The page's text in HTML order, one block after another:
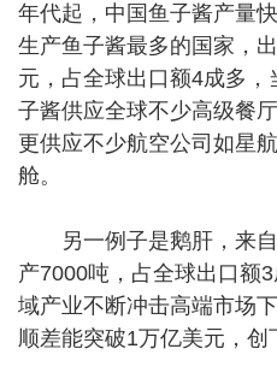
年代起，中国鱼子酱产量
生产鱼子酱最多的国家，
元，占全球出口额4成多，
子酱供应全球不少高级餐
更供应不少航空公司如星
舱。
另一例子是鹅肝，来自
产7000吨，占全球出口额
域产业不断冲击高端市场
顺差能突破1万亿美元，创